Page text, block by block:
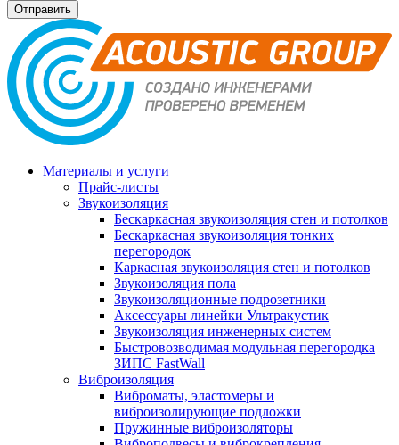
Материалы и услуги
Прайс-листы
Звукоизоляция
Бескаркасная звукоизоляция стен и потолков
Бескаркасная звукоизоляция тонких
перегородок
Каркасная звукоизоляция стен и потолков
Звукоизоляция пола
Звукоизоляционные подрозетники
Аксессуары линейки Ультракустик
Звукоизоляция инженерных систем
Быстровозводимая модульная перегородка
ЗИПС FastWall
Виброизоляция
Виброматы, эластомеры и
виброизолирующие подложки
Пружинные виброизоляторы